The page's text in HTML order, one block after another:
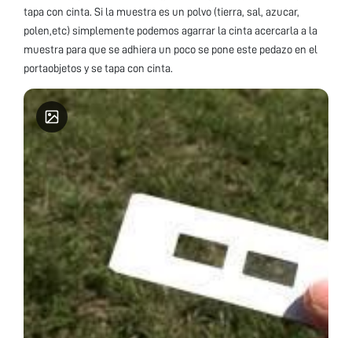
tapa con cinta. Si la muestra es un polvo (tierra, sal, azucar,
polen,etc) simplemente podemos agarrar la cinta acercarla a la
muestra para que se adhiera un poco se pone este pedazo en el
portaobjetos y se tapa con cinta.